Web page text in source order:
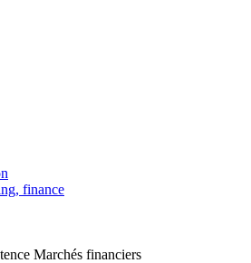
finance
Marchés financiers